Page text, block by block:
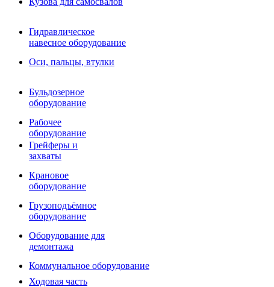
оборудование
Гидробуры и шнеки
Вибротрамбовки
Навесные дорожные фрезы
Виброрипперы
Ковши дробильные щековые
Ковши дробильные роторные
Сортировочные ковши барабанные
Сортировочные ковши вальцовые
Фрезы роторные
Фрезы дисковые
Траншеекопатели
Просеивающие ковши для фронтальных погрузчиков
Распределители асфальта
Переходные плиты
Гидроразводка
РВД
Сваерезки
Как выбрать гидромолот
Гидравлическое
навесное оборудование
Оси, пальцы, втулки
Бульдозерное
оборудование
Рабочее
оборудование
Грейферы и
захваты
Крановое
оборудование
Грузоподъёмное
оборудование
Оборудование для
демонтажа
Коммунальное оборудование
Ходовая часть